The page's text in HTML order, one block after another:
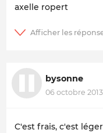
axelle ropert
bysonne
06 octobre 2013
C'est frais, c'est